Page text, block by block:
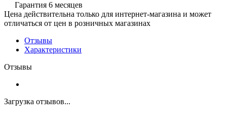
Гарантия 6 месяцев
Цена действительна только для интернет-магазина и может
отличаться от цен в розничных магазинах
Отзывы
Характеристики
Отзывы
Загрузка отзывов...